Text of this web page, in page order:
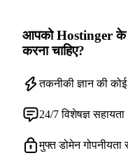
आपको Hostinger के
करना चाहिए?
तकनीकी ज्ञान की
24/7 विशेषज्ञ सहायता
मुफ्त डोमेन गोपनीयता